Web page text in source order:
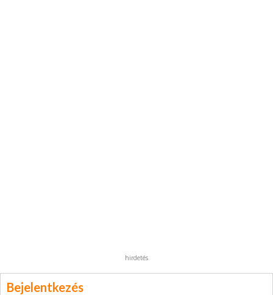
hirdetés
Bejelentkezés